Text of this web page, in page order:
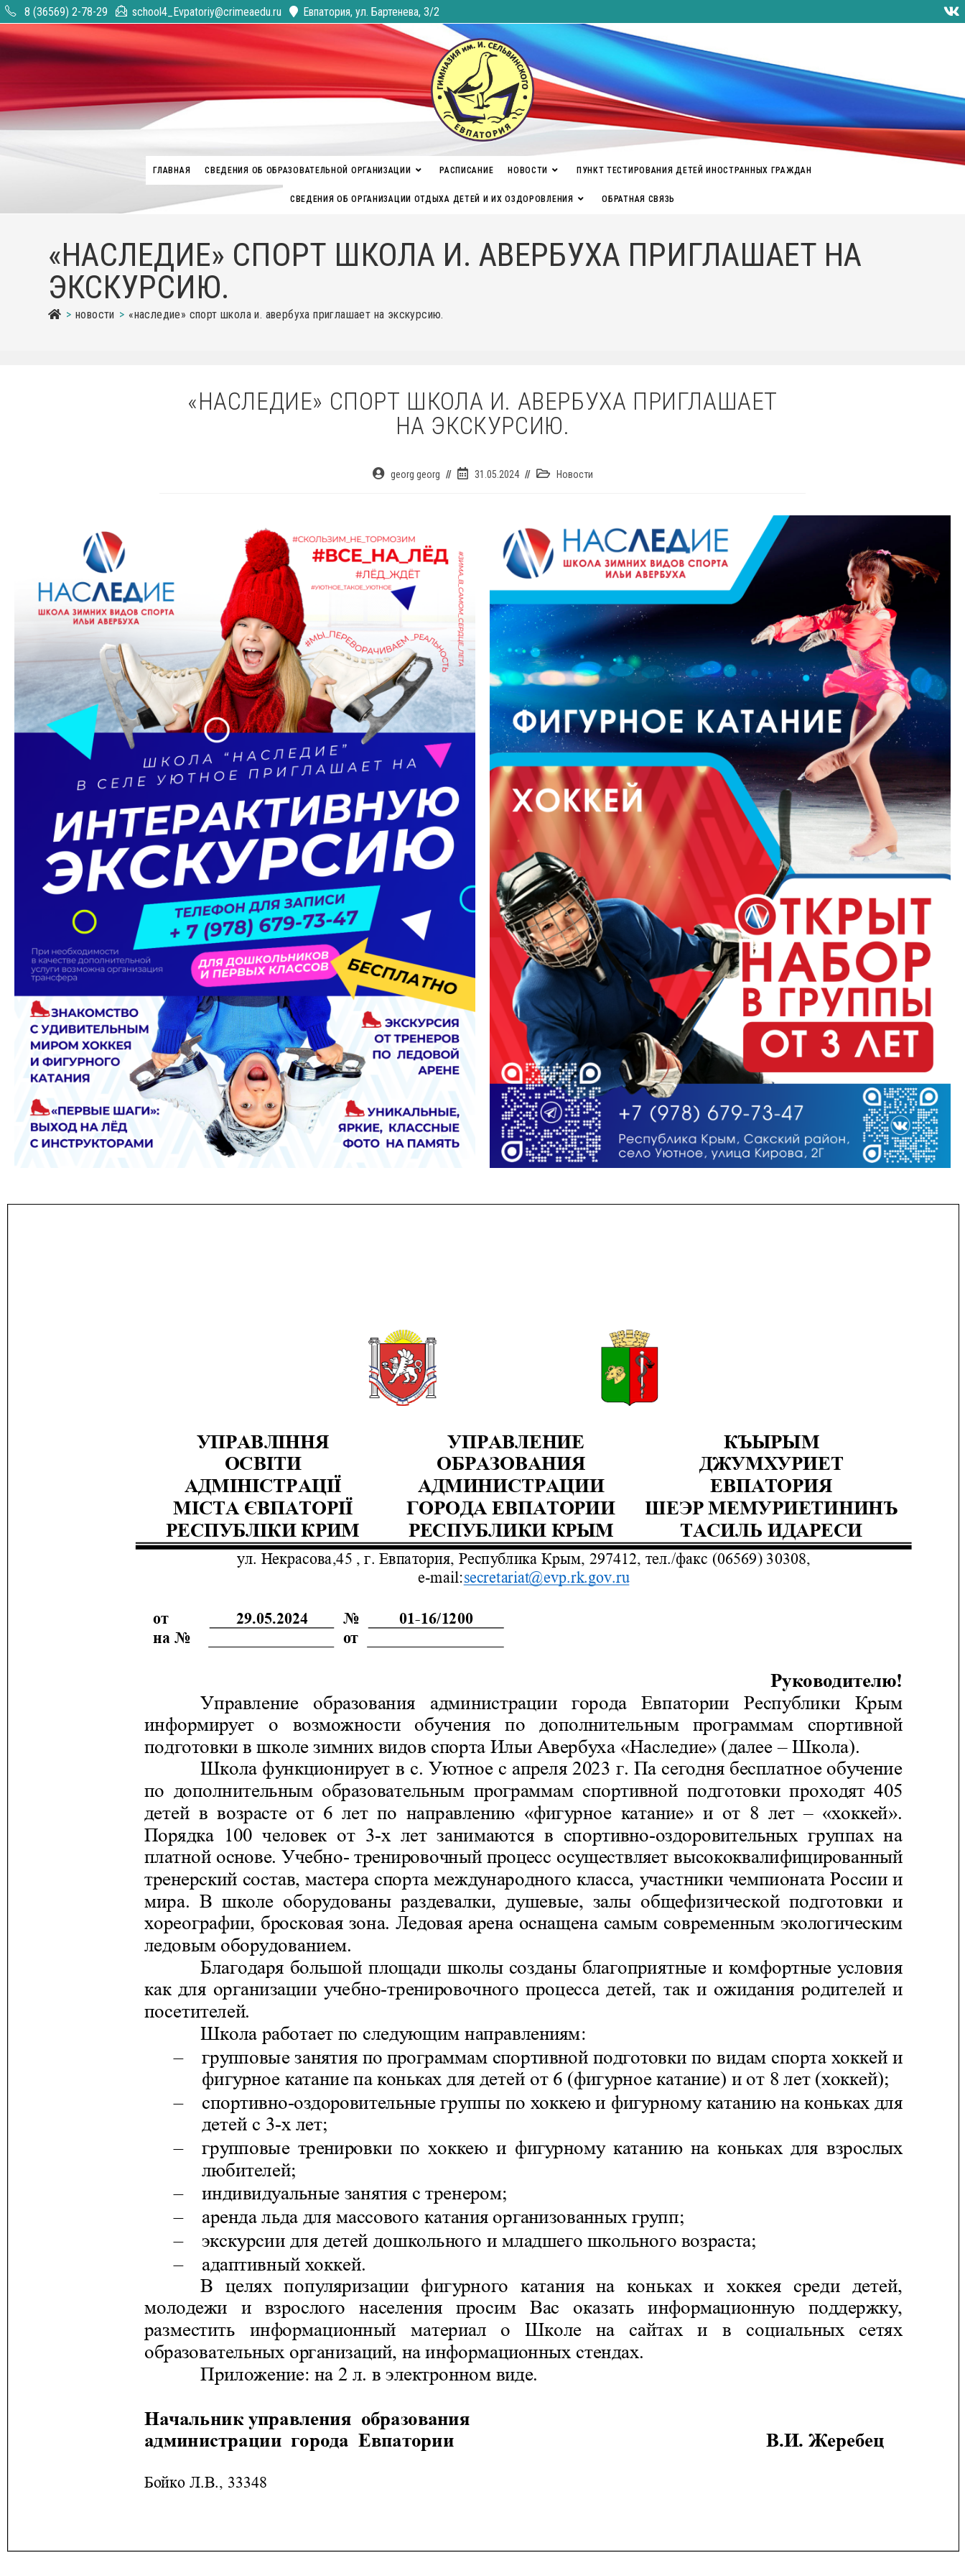
Перейти
содержимому
8 (36569) 2-78-29 school4_Evpatoriy@crimeaedu.ru Евпатория, ул. Бартенева, 3/2
ГЛАВНАЯ СВЕДЕНИЯ ОБ ОБРАЗОВАТЕЛЬНОЙ ОРГАНИЗАЦИИ РАСПИСАНИЕ НОВОСТИ ПУНКТ ТЕСТИРОВАНИЯ ДЕТЕЙ ИНОСТРАННЫХ ГРАЖДАН
СВЕДЕНИЯ ОБ ОРГАНИЗАЦИИ ОТДЫХА ДЕТЕЙ И ИХ ОЗДОРОВЛЕНИЯ ОБРАТНАЯ СВЯЗЬ
«НАСЛЕДИЕ» СПОРТ ШКОЛА И. АВЕРБУХА ПРИГЛАШАЕТ НА
ЭКСКУРСИЮ.
> новости > «наследие» спорт школа и. авербуха приглашает на экскурсию.
«НАСЛЕДИЕ» СПОРТ ШКОЛА И. АВЕРБУХА ПРИГЛАШАЕТ
НА ЭКСКУРСИЮ.
Авторgeorg georg
Запись31.05.2024
РубрикаНовости